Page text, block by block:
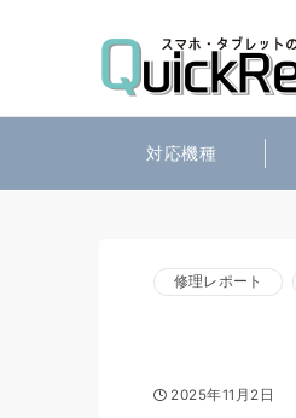
対応機種
修理レポート
2025年11月2日